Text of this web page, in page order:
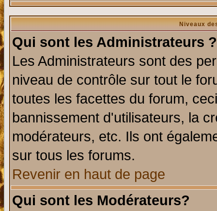
Niveaux
Qui sont les Administrateurs ?
Les Administrateurs sont des
niveau de contrôle sur tout le
toutes les facettes du forum,
bannissement d'utilisateurs, la
modérateurs, etc. Ils ont
sur tous les forums.
Revenir en haut de page
Qui sont les Modérateurs?